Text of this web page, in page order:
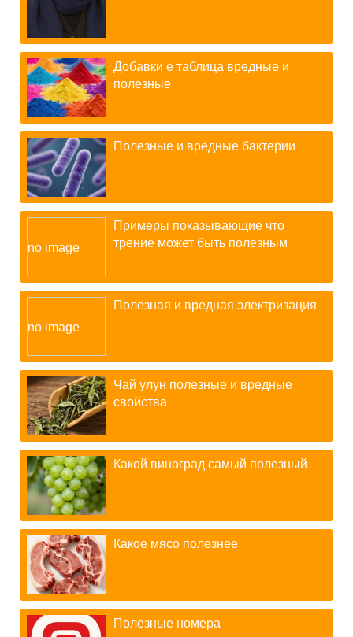
Добавки е таблица вредные и
полезные
Полезные и вредные бактерии
Примеры показывающие что
трение может быть полезным
Полезная и вредная электризация
Чай улун полезные и вредные
свойства
Какой виноград самый полезный
Какое мясо полезнее
Полезные номера